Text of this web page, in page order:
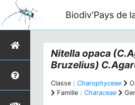
Biodiv'Pays de
Nitella opaca
Bruzelius)
Classe : Charophyceae
Famille : Characeae